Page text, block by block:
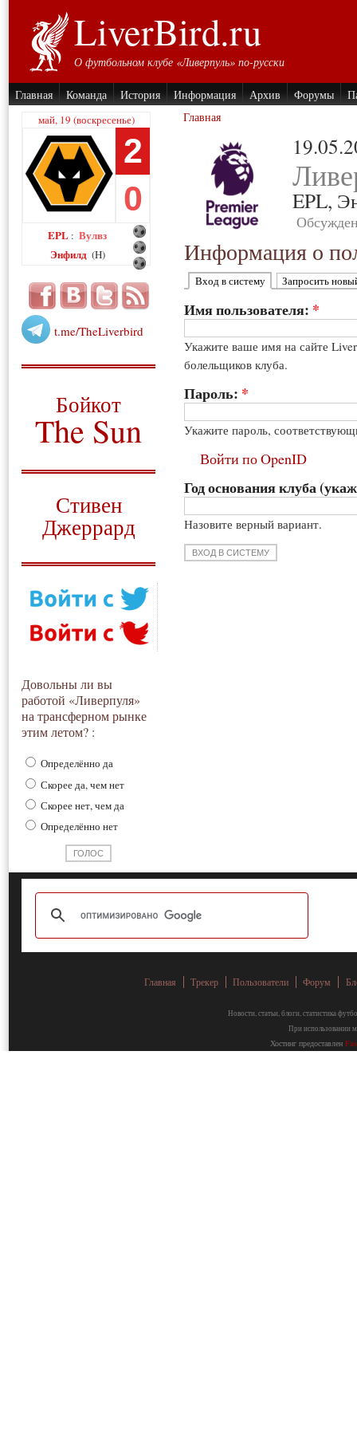
LiverBird.ru
О футбольном клубе «Ливерпуль» по-русски
Главная Команда История Информация Архив Форумы
май, 19 (воскресенье)
2
0
EPL : Вулвз
Энфилд (H)
t.me/TheLiverbird
Бойкот
The Sun
Стивен
Джеррард
Довольны ли вы
работой «Ливерпуля»
на трансферном рынке
этим летом? :
Определённо да
Скорее да, чем нет
Скорее нет, чем да
Определённо нет
Главная
EPL,
Информация о
Вход в систему Запросить
Имя пользователя: *
Укажите ваше имя на сайте
болельщиков клуба.
Пароль: *
Укажите пароль,
Войти по OpenID
Год основания клуба
Назовите верный вариант.
Главная Трекер Пользователи Форум
Новости, статьи, блоги, статистика
При использовании
Хостинг предоставлен